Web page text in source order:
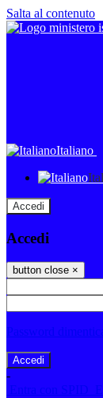
Salta al contenuto
Italiano
Accedi
Accedi
button close ×
Password
-
Entra con SPID